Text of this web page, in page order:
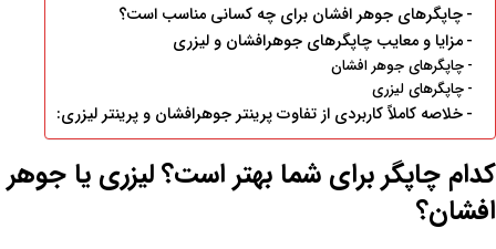
چاپگرهای جوهر افشان برای چه کسانی مناسب است؟
مزایا و معایب چاپگرهای جوهرافشان و لیزری
چاپگرهای جوهر افشان
چاپگرهای لیزری
خلاصه کاملاً کاربردی از تفاوت پرینتر جوهرافشان و پرینتر لیزری:
کدام چاپگر برای شما بهتر است؟ لیزری یا جوهر
افشان؟